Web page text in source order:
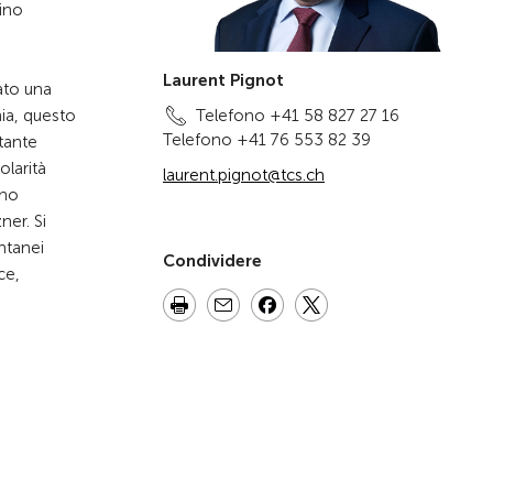
una
questo
Si
Laurent Pignot
Telefono +41 58 827 27 16
Telefono +41 76 553 82 39
laurent.pignot@tcs.ch
Condividere